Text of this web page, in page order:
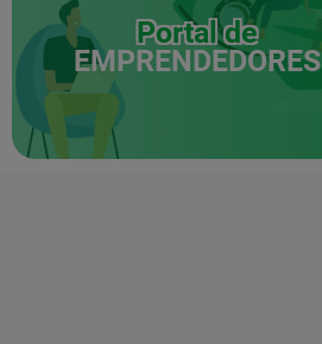
Portal de
EMPRENDEDORES